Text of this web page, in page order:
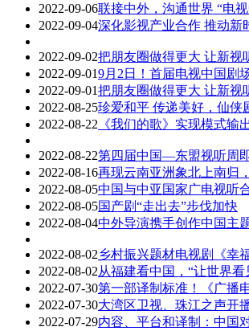
2022-09-06联接中外，沟通世界 “电
2022-09-04深化影视产业合作 推动新
2022-09-02把朋友圈做得更大 让新视
2022-09-019月2日！首届电视中国剧
2022-09-01把朋友圈做得更大 让新视
2022-08-25珍爱和平 传递美好，仙侠
2022-08-22 《我们的歌》实现模式输
2022-08-22第四届中国—东盟视听周
2022-08-16再现云南亚洲象北上南归
2022-08-05中国与中亚国家广电视听
2022-08-05国产剧“走出去”步伐加快
2022-08-04中外导演携手创作中国主
2022-08-02乡村振兴题材电视剧《幸
2022-08-02从福建看中国，“让世界
2022-07-30第一部译制标准！《广播
2022-07-30大湾区卫视、珠江之声开
2022-07-29内容、平台和译制：中国